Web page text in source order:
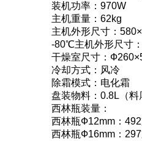
装机功率：970W
主机重量：62kg
主机外形尺寸：
-80℃主机外形尺寸
干燥室尺寸：
冷却方式：风冷
除霜模式：电化霜
盘装物料：0.8L（料
西林瓶装量：
西林瓶Ф12mm：
西林瓶Ф16mm：